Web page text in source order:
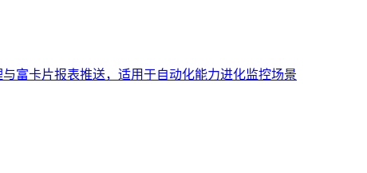
富卡片报表推送，适用于自动化能力进化监控场景